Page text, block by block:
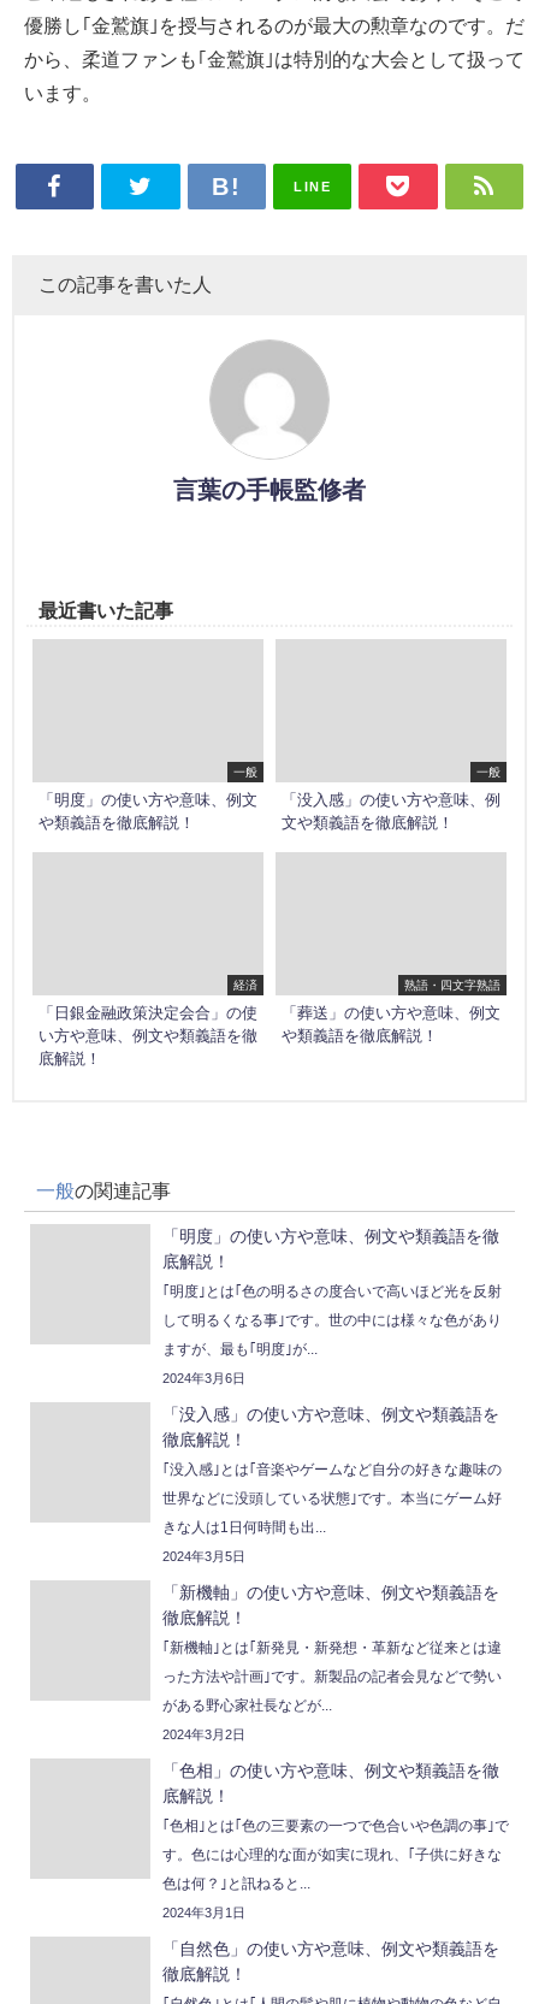
優勝し｢金鷲旗｣を授与されるのが最大の勲章なのです。だ
から、柔道ファンも｢金鷲旗｣は特別的な大会として扱って
います。
LINE
この記事を書いた人
言葉の手帳監修者
最近書いた記事
一般
「明度」の使い方や意味、例文
や類義語を徹底解説！
一般
「没入感」の使い方や意味、例
文や類義語を徹底解説！
経済
「日銀金融政策決定会合」の使
い方や意味、例文や類義語を徹
底解説！
熟語・四文字熟語
「葬送」の使い方や意味、例文
や類義語を徹底解説！
一般の関連記事
「明度」の使い方や意味、例文や類義語を徹
底解説！
｢明度｣とは｢色の明るさの度合いで高いほど光を反射
して明るくなる事｣です。世の中には様々な色があり
ますが、最も｢明度｣が...
2024年3月6日
「没入感」の使い方や意味、例文や類義語を
徹底解説！
｢没入感｣とは｢音楽やゲームなど自分の好きな趣味の
世界などに没頭している状態｣です。本当にゲーム好
きな人は1日何時間も出...
2024年3月5日
「新機軸」の使い方や意味、例文や類義語を
徹底解説！
｢新機軸｣とは｢新発見・新発想・革新など従来とは違
った方法や計画｣です。新製品の記者会見などで勢い
がある野心家社長などが...
2024年3月2日
「色相」の使い方や意味、例文や類義語を徹
底解説！
｢色相｣とは｢色の三要素の一つで色合いや色調の事｣で
す。色には心理的な面が如実に現れ、｢子供に好きな
色は何？｣と訊ねると...
2024年3月1日
「自然色」の使い方や意味、例文や類義語を
徹底解説！